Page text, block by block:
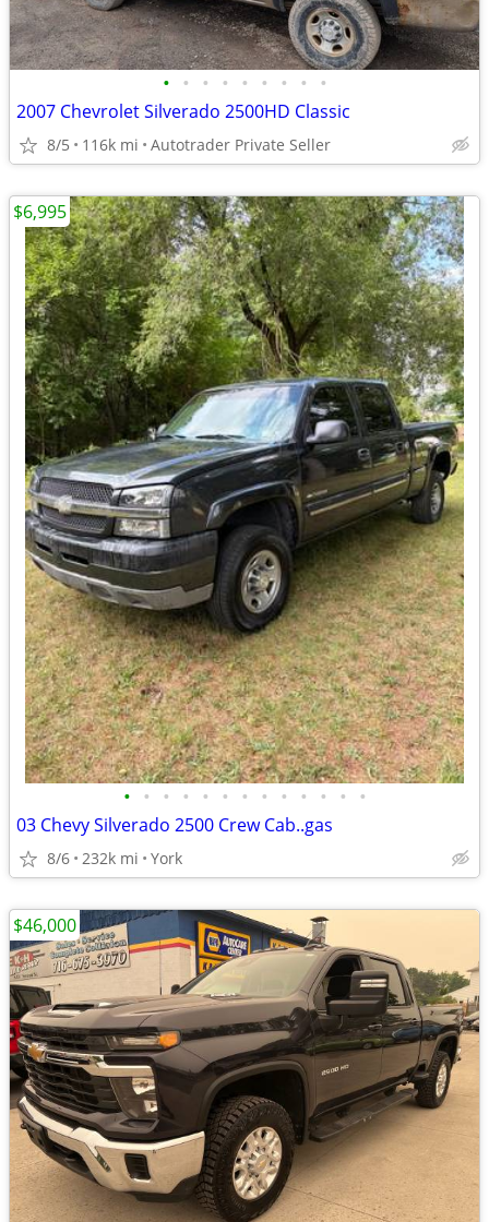
• • • • • • • • •
2007 Chevrolet Silverado 2500HD Classic
8/5 116k mi Autotrader Private Seller
• • • • • • • • • • • • •
03 Chevy Silverado 2500 Crew Cab..gas
8/6 232k mi York
$6,995
$46,000